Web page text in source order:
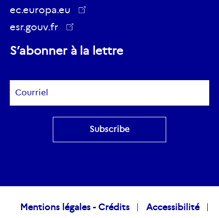
sur
ec.europa.eu
esr.gouv.fr
ec.europa.eu
S’abonner à la lettre
Raccourcis
Mentions légales - Crédits
Accessibilité